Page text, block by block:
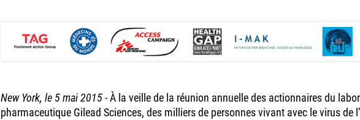
New York, le 5 mai 2015- À la veille de la réunion annuelle des actionnaires du
pharmaceutique Gilead Sciences, des milliers de personnes vivant avec le virus de